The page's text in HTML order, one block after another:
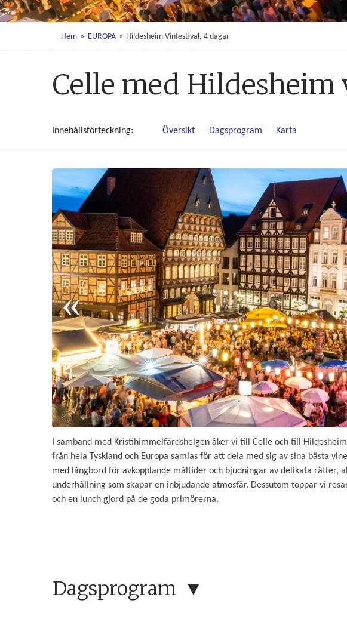
Hem » EUROPA » Hildesheim Vinfestival, 4 dagar
Celle med
Innehållsförteckning Översikt Dagsprogram Karta
I samband med Kristihimmelfärdshelgen åker vi till Celle och till
från hela Tyskland och Europa samlas för att dela med sig av sina bästa
med långbord för avkopplande måltider och bjudningar av delikata rätter,
underhållning som skapar en inbjudande atmosfär. Dessutom toppar vi
och en lunch gjord på de goda primörerna.
Dagsprogram